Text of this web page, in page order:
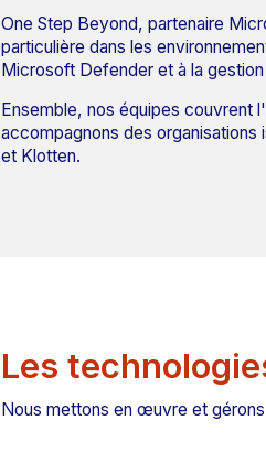
One Step Beyond, partenaire
particulière dans les
Microsoft Defender et à la
Ensemble, nos équipes couvrent
accompagnons des organisations
et Klotten.
Les
Nous mettons en œuvre et